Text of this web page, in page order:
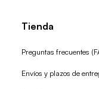
Tienda
Preguntas frecuentes
Envíos y plazos de